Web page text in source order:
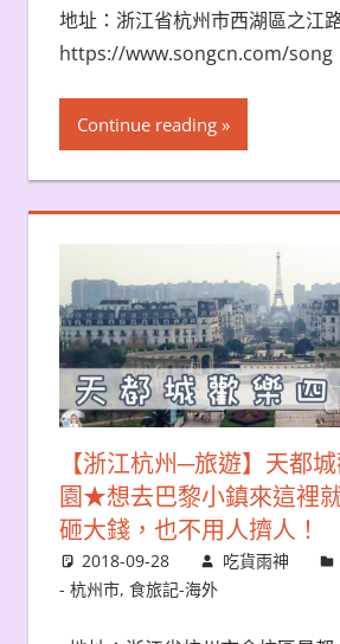
地址：浙江省杭州市西湖區之江
https://www.songcn.com/song
Continue reading
【浙江杭州─旅遊】天都
園★想去巴黎小鎮來這裡
砸大錢，也不用人擠人！
2018-09-28 吃貨雨神
- 杭州市, 食旅記-海外